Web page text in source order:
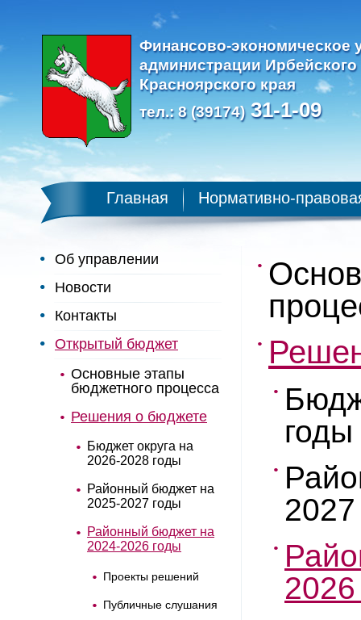
Финансово-экономическое
администрации Ирбейского
Красноярского края
тел.: 8 (39174)31-1-09
Главная Нормативно-
Об управлении
Новости
Контакты
Открытый бюджет
Основные этапы
бюджетного процесса
Решения о бюджете
Бюджет округа на
2026-2028 годы
Районный бюджет на
2025-2027 годы
Районный бюджет на
2024-2026 годы
Проекты решений
Публичные слушания
годы